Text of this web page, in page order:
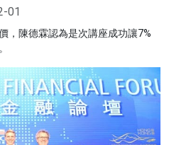
01
，陳德霖認為是次講座成功讓7%